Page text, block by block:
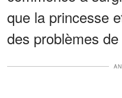
que la princesse
des problèmes